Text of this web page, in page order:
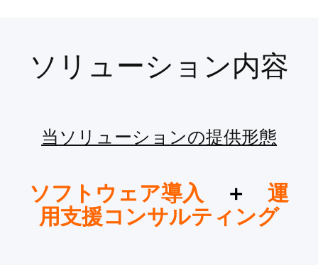
ソリューション内容
当ソリューションの提供形態
ソフトウェア導入 ＋ 運
用支援コンサルティング